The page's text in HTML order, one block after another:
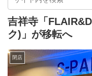
吉祥寺「
ク)」が移転へ
閉店